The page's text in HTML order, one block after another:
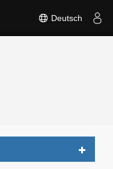
Deutsch
Toggle